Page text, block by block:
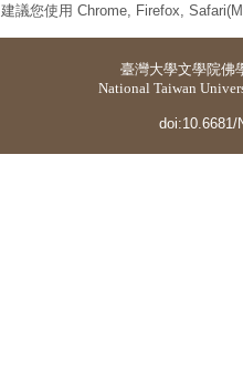
建議您使用 Chrome, Firefox,
臺灣大學文學院佛
National Taiwan
doi:10.6681/